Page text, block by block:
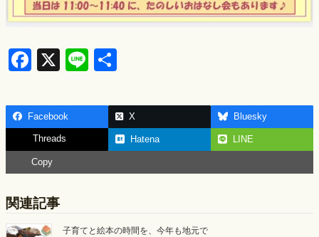
F
c
e
b
o
o
k
X
Li
e
ar
e
Facebook X Bluesky
Threads Hatena LINE
Copy
関連記事
子育てと絵本の時間を、今年も地元で